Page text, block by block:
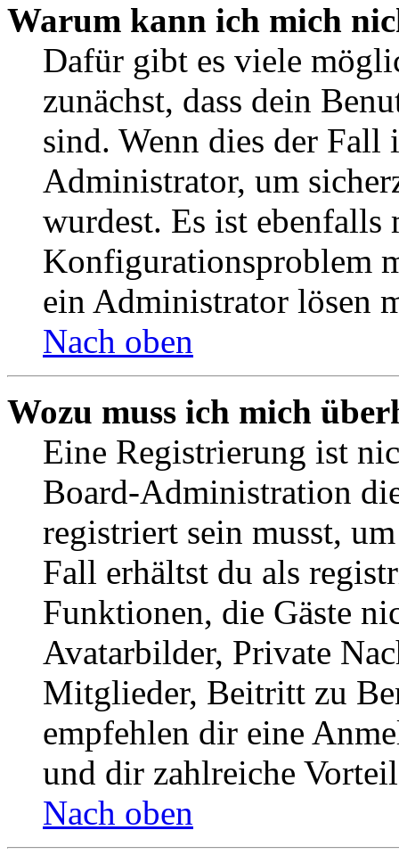
Warum kann ich mich
Dafür gibt es viele
zunächst, dass dein
sind. Wenn dies der Fall
Administrator, um
wurdest. Es ist ebenfalls
Konfigurationsproblem
ein Administrator lösen
Nach oben
Wozu muss ich mich
Eine Registrierung ist
Board-Administration
registriert sein musst,
Fall erhältst du als
Funktionen, die Gäste
Avatarbilder, Private
Mitglieder, Beitritt zu
empfehlen dir eine
und dir zahlreiche
Nach oben